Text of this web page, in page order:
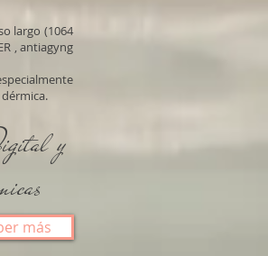
largo (1064
, antiagyng
y
más